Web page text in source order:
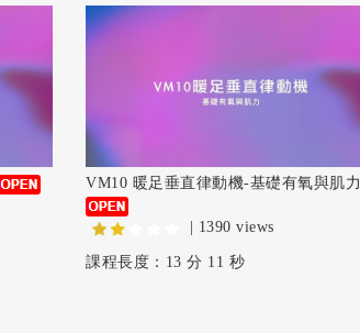
VM10 暖足垂直律動機-基礎有氧與肌力
| 1390 views
課程長度：13 分 11 秒